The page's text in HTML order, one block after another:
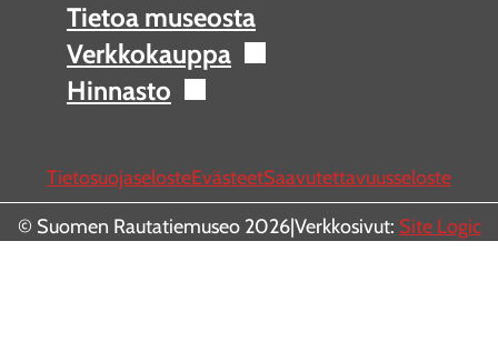
Tietoa museosta
Verkkokauppa
Hinnasto
TietosuojaselosteEvästeetSaavutettavuusseloste
© Suomen Rautatiemuseo 2026|Verkkosivut: Site Logic